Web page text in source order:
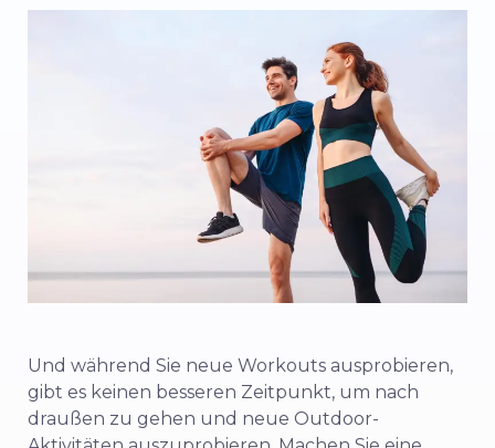
Und während Sie neue Workouts ausprobieren,
gibt es keinen besseren Zeitpunkt, um nach
draußen zu gehen und neue Outdoor-